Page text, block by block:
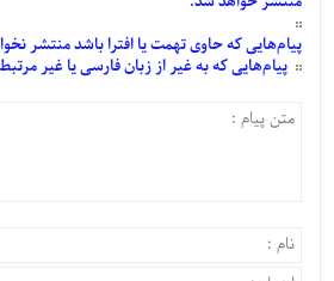
پیام‌هاییکه حاوی تهمت یا افترا باشد منتشر
پیام‌هاییکه به غیر از زبان فارسی یا غیر